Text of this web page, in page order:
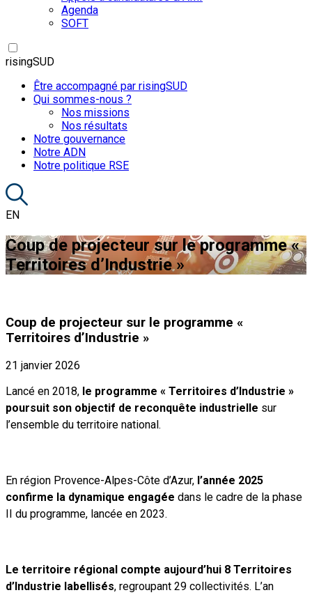
Agenda
SOFT
risingSUD
Être accompagné par risingSUD
Qui sommes-nous ?
Nos missions
Nos résultats
Notre gouvernance
Notre ADN
Notre politique RSE
EN
Coup de projecteur sur le programme «
Territoires d’Industrie »
Coup de projecteur sur le programme «
Territoires d’Industrie »
21 janvier 2026
Lancé en 2018, le programme « Territoires d’Industrie »
poursuit son objectif de reconquête industrielle sur
l’ensemble du territoire national.
En région Provence-Alpes-Côte d’Azur, l’année 2025
confirme la dynamique engagée dans le cadre de la phase
II du programme, lancée en 2023.
Le territoire régional compte aujourd’hui 8 Territoires
d’Industrie labellisés, regroupant 29 collectivités. L’an